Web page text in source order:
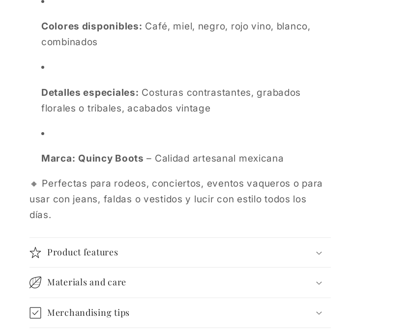
Colores disponibles: Café, miel, negro, rojo vino, blanco,
combinados
Detalles especiales: Costuras contrastantes, grabados
florales o tribales, acabados vintage
Marca: Quincy Boots – Calidad artesanal mexicana
🔸 Perfectas para rodeos, conciertos, eventos vaqueros o para
usar con jeans, faldas o vestidos y lucir con estilo todos los
días.
Product features
Materials and care
Merchandising tips